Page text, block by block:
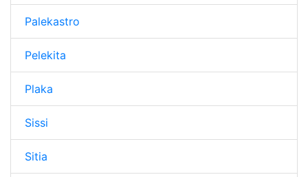
Palekastro
Pelekita
Plaka
Sissi
Sitia